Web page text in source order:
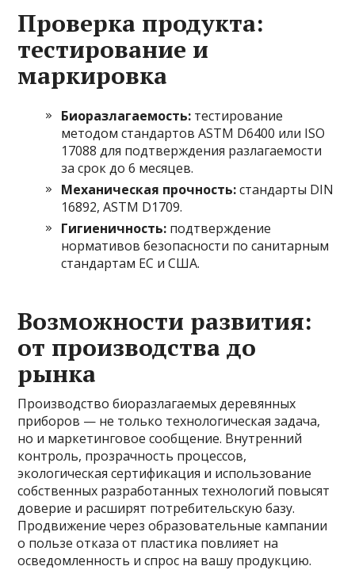
Проверка продукта:
тестирование и
маркировка
Биоразлагаемость: тестирование
методом стандартов ASTM D6400 или ISO
17088 для подтверждения разлагаемости
за срок до 6 месяцев.
Механическая прочность:стандарты DIN
16892, ASTM D1709.
Гигиеничность: подтверждение
нормативов безопасности по санитарным
стандартам ЕС и США.
Возможности развития:
от производства до
рынка
Производство биоразлагаемых деревянных
приборов — не только технологическая задача,
но и маркетинговое сообщение. Внутренний
контроль, прозрачность процессов,
экологическая сертификация и использование
собственных разработанных технологий повысят
доверие и расширят потребительскую базу.
Продвижение через образовательные кампании
о пользе отказа от пластика повлияет на
осведомленность и спрос на вашу продукцию.